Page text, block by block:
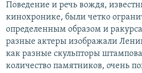
Поведение и речь вождя,
кинохронике, были четко
определенным образом и
разные актеры изображали
как разные скульпторы
количество памятников, очень